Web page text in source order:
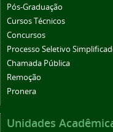
Pós-Graduação
Cursos Técnicos
Concursos
Processo Seletivo
Chamada Pública
Remoção
Pronera
Unidades